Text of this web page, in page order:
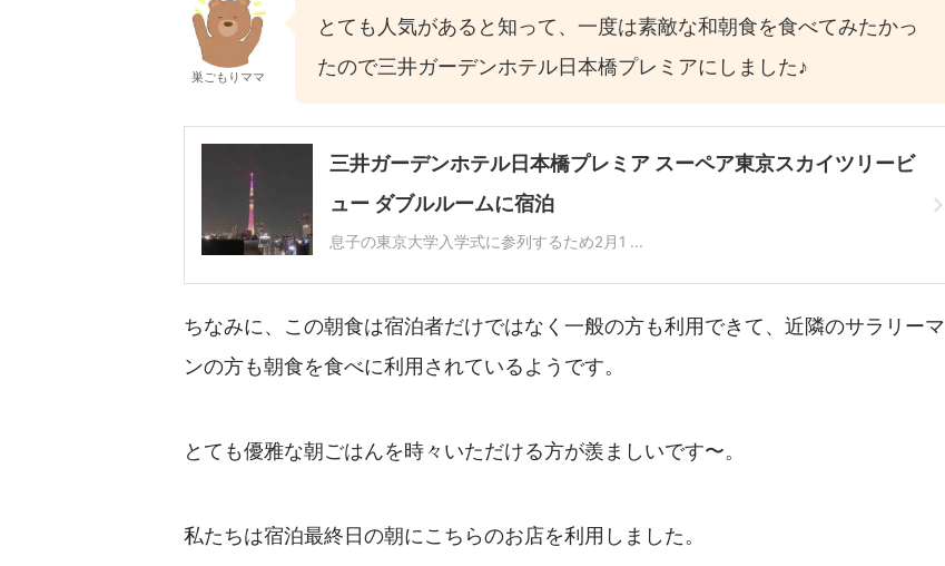
巣ごもりママ
とても人気があると知って、一度は素敵な和朝食を食べてみたかっ
たので三井ガーデンホテル日本橋プレミアにしました♪
三井ガーデンホテル日本橋プレミア スーペア東京スカイツリービ
ュー ダブルルームに宿泊
息子の東京大学入学式に参列するため2月1 ...
ちなみに、この朝食は宿泊者だけではなく一般の方も利用できて、近隣のサラリーマ
ンの方も朝食を食べに利用されているようです。
とても優雅な朝ごはんを時々いただける方が羨ましいです〜。
私たちは宿泊最終日の朝にこちらのお店を利用しました。